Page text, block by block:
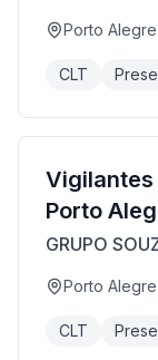
Porto
CLT
Vigilantes
Porto
GRUPO
Porto
CLT